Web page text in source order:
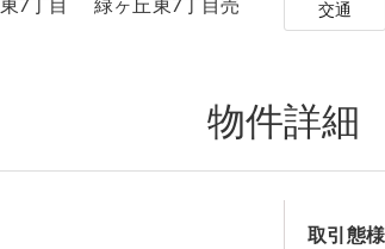
7丁目 緑ヶ丘東7丁目売
交通
物件詳細
取引態様